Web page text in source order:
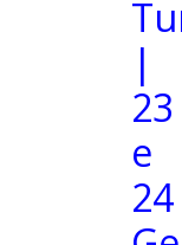
|
23
e
24